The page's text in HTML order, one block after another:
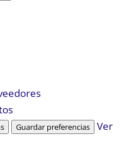
Guardar preferencias
Ver